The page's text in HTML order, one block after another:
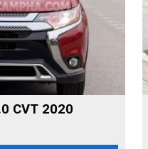
CVT 2020